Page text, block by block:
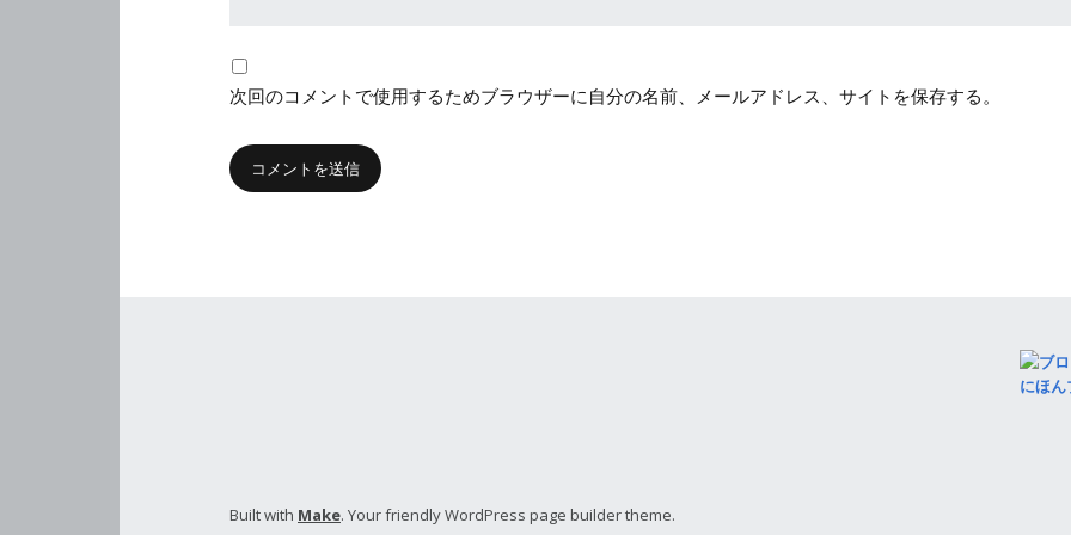
次回のコメントで使用するためブラウザーに自分の名前、メールアドレス、サイトを保存する。
にほ
Built with Make. Your friendly WordPress page builder theme.